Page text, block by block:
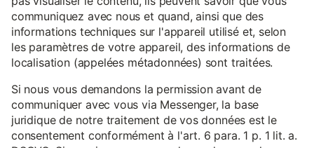
communiquez avec nous et quand, ainsi que des
informations techniques sur l'appareil utilisé et, selon
les paramètres de votre appareil, des informations de
localisation (appelées métadonnées) sont traitées.
Si nous vous demandons la permission avant de
communiquer avec vous via Messenger, la base
juridique de notre traitement de vos données est le
consentement conformément à l'art. 6 para. 1 p. 1 lit. a.